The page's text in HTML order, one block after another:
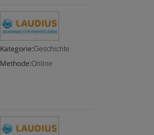
Kategorie:Geschichte
Methode:Online